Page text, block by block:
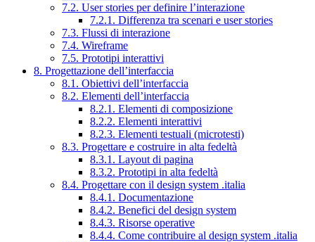
7.2. User stories per definire l’interazione
7.2.1. Differenza tra scenari e user stories
7.3. Flussi di interazione
7.4. Wireframe
7.5. Prototipi interattivi
8. Progettazione dell’interfaccia
8.1. Obiettivi dell’interfaccia
8.2. Elementi dell’interfaccia
8.2.1. Elementi di composizione
8.2.2. Elementi interattivi
8.2.3. Elementi testuali (microtesti)
8.3. Progettare e costruire in alta fedeltà
8.3.1. Layout di pagina
8.3.2. Prototipi in alta fedeltà
8.4. Progettare con il design system .italia
8.4.1. Documentazione
8.4.2. Benefici del design system
8.4.3. Risorse operative
8.4.4. Come contribuire al design system .italia